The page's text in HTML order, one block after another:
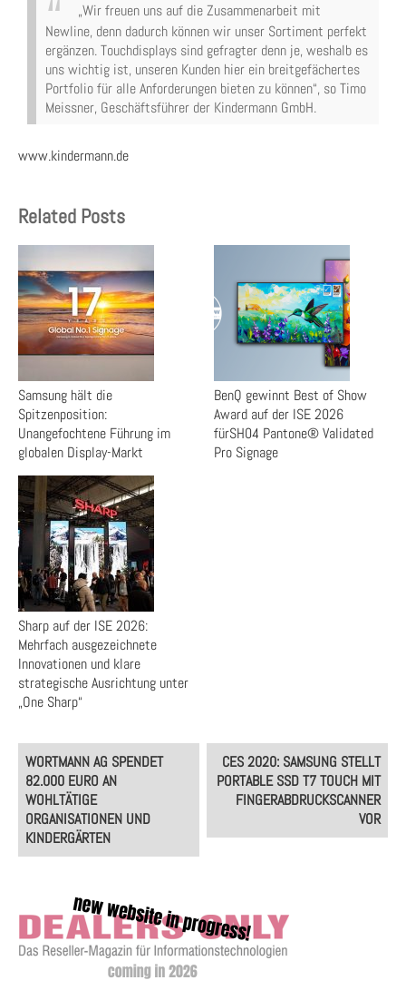
„Wir freuen uns auf die Zusammenarbeit mit
Newline, denn dadurch können wir unser Sortiment perfekt
ergänzen. Touchdisplays sind gefragter denn je, weshalb es
uns wichtig ist, unseren Kunden hier ein breitgefächertes
Portfolio für alle Anforderungen bieten zu können“, so Timo
Meissner, Geschäftsführer der Kindermann GmbH.
www.kindermann.de
Related Posts
Samsung hält die
Spitzenposition:
Unangefochtene Führung im
globalen Display-Markt
BenQ gewinnt Best of Show
Award auf der ISE 2026
fürSH04 Pantone® Validated
Pro Signage
Sharp auf der ISE 2026:
Mehrfach ausgezeichnete
Innovationen und klare
strategische Ausrichtung unter
„One Sharp“
Post
navigation
WORTMANN AG SPENDET
82.000 EURO AN
WOHLTÄTIGE
ORGANISATIONEN UND
KINDERGÄRTEN
CES 2020: SAMSUNG STELLT
PORTABLE SSD T7 TOUCH MIT
FINGERABDRUCKSCANNER
VOR